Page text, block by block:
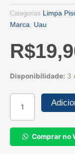
Categorias Limpa
Marca, Uau
R$
Disponibilidade: 3
LIMPA
UAU
LAMINADOS
750ML
quantidade
Comprar no